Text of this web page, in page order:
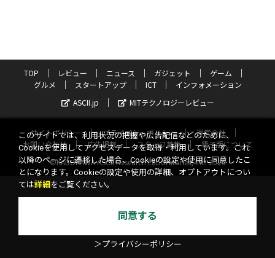
TOP レビュー ニュース ガジェット
ゲーム
グルメ
スタートアップ ICT
インフォメーション
ASCII.jp
MITテクノロジーレビュー
サイトポリシー プライバシーポリシー
運営会社
お問い合わせ
広告掲載 スタッフ募集
電子版について
©KADOKAWA ASCII Research Laboratories, Inc. 2026
このサイトでは、利用状況の把握や広告配信などのために、
Cookieを使用してアクセスデータを取得・利用しています。これ
以降のページに遷移した場合、Cookieの設定や使用に同意したこ
とになります。Cookieの設定や使用の詳細、オプトアウトについ
ては詳細 をご覧ください。
同意する
＞プライバシーポリシー